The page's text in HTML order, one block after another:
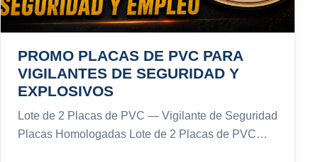
PROMO PLACAS DE PVC PARA
VIGILANTES DE SEGURIDAD Y
EXPLOSIVOS
Lote de 2 Placas de PVC — Vigilante de Seguridad
Placas Homologadas Lote de 2 Placas de PVC…